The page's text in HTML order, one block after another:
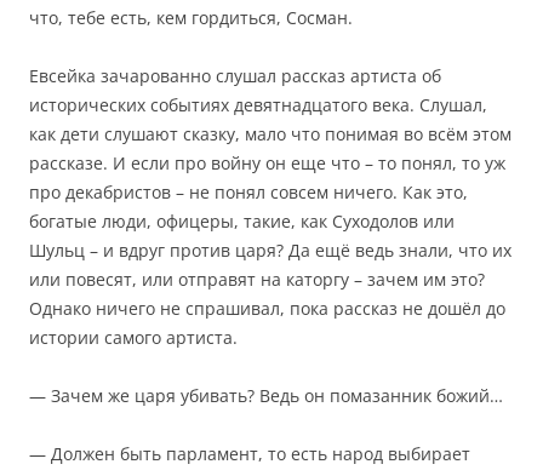
что, тебе есть, кем гордиться, Сосман.
Евсейка зачарованно слушал рассказ артиста об
исторических событиях девятнадцатого века. Слушал,
как дети слушают сказку, мало что понимая во всём этом
рассказе. И если про войну он еще что – то понял, то уж
про декабристов – не понял совсем ничего. Как это,
богатые люди, офицеры, такие, как Суходолов или
Шульц – и вдруг против царя? Да ещё ведь знали, что их
или повесят, или отправят на каторгу – зачем им это?
Однако ничего не спрашивал, пока рассказ не дошёл до
истории самого артиста.
— Зачем же царя убивать? Ведь он помазанник божий…
— Должен быть парламент, то есть народ выбирает